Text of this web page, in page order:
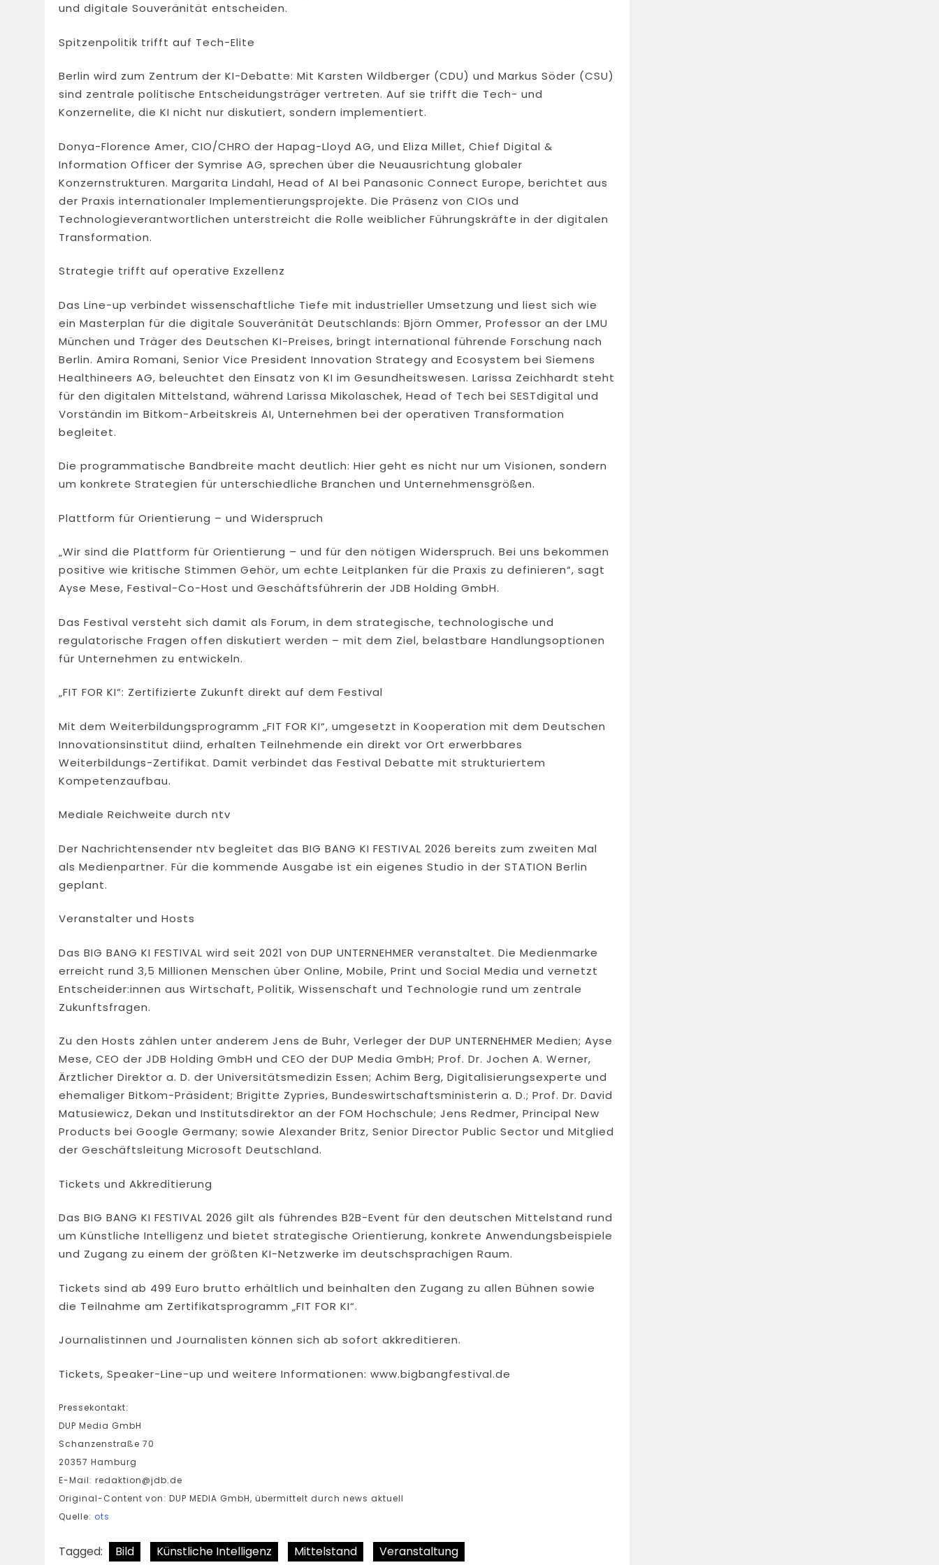
und digitale Souveränität entscheiden.
Spitzenpolitik trifft auf Tech-Elite
Berlin wird zum Zentrum der KI-Debatte: Mit Karsten Wildberger (CDU) und Markus Söder (CSU)
sind zentrale politische Entscheidungsträger vertreten. Auf sie trifft die Tech- und
Konzernelite, die KI nicht nur diskutiert, sondern implementiert.
Donya-Florence Amer, CIO/CHRO der Hapag-Lloyd AG, und Eliza Millet, Chief Digital &
Information Officer der Symrise AG, sprechen über die Neuausrichtung globaler
Konzernstrukturen. Margarita Lindahl, Head of AI bei Panasonic Connect Europe, berichtet aus
der Praxis internationaler Implementierungsprojekte. Die Präsenz von CIOs und
Technologieverantwortlichen unterstreicht die Rolle weiblicher Führungskräfte in der digitalen
Transformation.
Strategie trifft auf operative Exzellenz
Das Line-up verbindet wissenschaftliche Tiefe mit industrieller Umsetzung und liest sich wie
ein Masterplan für die digitale Souveränität Deutschlands: Björn Ommer, Professor an der LMU
München und Träger des Deutschen KI-Preises, bringt international führende Forschung nach
Berlin. Amira Romani, Senior Vice President Innovation Strategy and Ecosystem bei Siemens
Healthineers AG, beleuchtet den Einsatz von KI im Gesundheitswesen. Larissa Zeichhardt steht
für den digitalen Mittelstand, während Larissa Mikolaschek, Head of Tech bei SESTdigital und
Vorständin im Bitkom-Arbeitskreis AI, Unternehmen bei der operativen Transformation
begleitet.
Die programmatische Bandbreite macht deutlich: Hier geht es nicht nur um Visionen, sondern
um konkrete Strategien für unterschiedliche Branchen und Unternehmensgrößen.
Plattform für Orientierung – und Widerspruch
„Wir sind die Plattform für Orientierung – und für den nötigen Widerspruch. Bei uns bekommen
positive wie kritische Stimmen Gehör, um echte Leitplanken für die Praxis zu definieren“, sagt
Ayse Mese, Festival-Co-Host und Geschäftsführerin der JDB Holding GmbH.
Das Festival versteht sich damit als Forum, in dem strategische, technologische und
regulatorische Fragen offen diskutiert werden – mit dem Ziel, belastbare Handlungsoptionen
für Unternehmen zu entwickeln.
„FIT FOR KI“: Zertifizierte Zukunft direkt auf dem Festival
Mit dem Weiterbildungsprogramm „FIT FOR KI“, umgesetzt in Kooperation mit dem Deutschen
Innovationsinstitut diind, erhalten Teilnehmende ein direkt vor Ort erwerbbares
Weiterbildungs-Zertifikat. Damit verbindet das Festival Debatte mit strukturiertem
Kompetenzaufbau.
Mediale Reichweite durch ntv
Der Nachrichtensender ntv begleitet das BIG BANG KI FESTIVAL 2026 bereits zum zweiten Mal
als Medienpartner. Für die kommende Ausgabe ist ein eigenes Studio in der STATION Berlin
geplant.
Veranstalter und Hosts
Das BIG BANG KI FESTIVAL wird seit 2021 von DUP UNTERNEHMER veranstaltet. Die Medienmarke
erreicht rund 3,5 Millionen Menschen über Online, Mobile, Print und Social Media und vernetzt
Entscheider:innen aus Wirtschaft, Politik, Wissenschaft und Technologie rund um zentrale
Zukunftsfragen.
Zu den Hosts zählen unter anderem Jens de Buhr, Verleger der DUP UNTERNEHMER Medien; Ayse
Mese, CEO der JDB Holding GmbH und CEO der DUP Media GmbH; Prof. Dr. Jochen A. Werner,
Ärztlicher Direktor a. D. der Universitätsmedizin Essen; Achim Berg, Digitalisierungsexperte und
ehemaliger Bitkom-Präsident; Brigitte Zypries, Bundeswirtschaftsministerin a. D.; Prof. Dr. David
Matusiewicz, Dekan und Institutsdirektor an der FOM Hochschule; Jens Redmer, Principal New
Products bei Google Germany; sowie Alexander Britz, Senior Director Public Sector und Mitglied
der Geschäftsleitung Microsoft Deutschland.
Tickets und Akkreditierung
Das BIG BANG KI FESTIVAL 2026 gilt als führendes B2B-Event für den deutschen Mittelstand rund
um Künstliche Intelligenz und bietet strategische Orientierung, konkrete Anwendungsbeispiele
und Zugang zu einem der größten KI-Netzwerke im deutschsprachigen Raum.
Tickets sind ab 499 Euro brutto erhältlich und beinhalten den Zugang zu allen Bühnen sowie
die Teilnahme am Zertifikatsprogramm „FIT FOR KI“.
Journalistinnen und Journalisten können sich ab sofort akkreditieren.
Tickets, Speaker-Line-up und weitere Informationen: www.bigbangfestival.de
Pressekontakt:
DUP Media GmbH
Schanzenstraße 70
20357 Hamburg
E-Mail: redaktion@jdb.de
Original-Content von: DUP MEDIA GmbH, übermittelt durch news aktuell
Quelle: ots
Tagged: Bild Künstliche Intelligenz Mittelstand Veranstaltung